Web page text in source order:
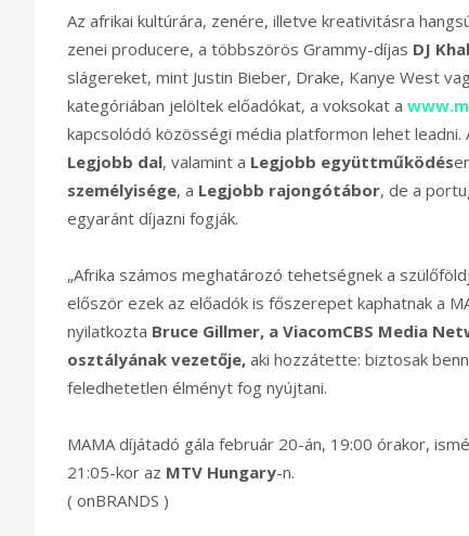
Az afrikai kultúrára, zenére, illetve kreativitásra
zenei producere, a többszörös Grammy-díjas DJ
slágereket, mint Justin Bieber, Drake, Kanye West
kategóriában jelöltek előadókat, a voksokat a
kapcsolódó közösségi média platformon lehet
Legjobb dal, valamint a Legjobb együttműködés
személyisége, a Legjobb rajongótábor, de a
egyaránt díjazni fogják.
„Afrika számos meghatározó tehetségnek a
először ezek az előadók is főszerepet kaphatnak a
nyilatkozta Bruce Gillmer, a ViacomCBS Media
osztályának vezetője, aki hozzátette: biztosak
feledhetetlen élményt fog nyújtani.
MAMA díjátadó gála február 20-án, 19:00 órakor,
21:05-kor az MTV Hungary-n.
( onBRANDS )